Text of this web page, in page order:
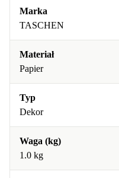
Marka
TASCHEN
Materiał
Papier
Typ
Dekor
Waga (kg)
1.0 kg